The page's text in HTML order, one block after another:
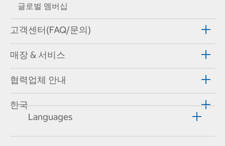
글로벌 멤버십
고객센터(FAQ/문의)
매장 & 서비스
협력업체 안내
한국
Languages